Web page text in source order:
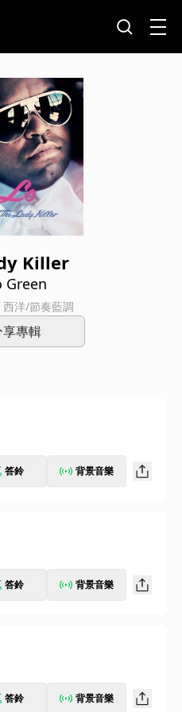
Killer
Green
洋/節奏藍調
享專輯
答鈴 背景音樂
答鈴 背景音樂
答鈴 背景音樂